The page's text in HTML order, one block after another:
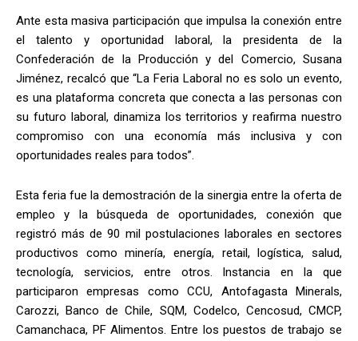
Ante esta masiva participación que impulsa la conexión entre
el talento y oportunidad laboral, la presidenta de la
Confederación de la Producción y del Comercio, Susana
Jiménez, recalcó que “La Feria Laboral no es solo un evento,
es una plataforma concreta que conecta a las personas con
su futuro laboral, dinamiza los territorios y reafirma nuestro
compromiso con una economía más inclusiva y con
oportunidades reales para todos”.
Esta feria fue la demostración de la sinergia entre la oferta de
empleo y la búsqueda de oportunidades, conexión que
registró más de 90 mil postulaciones laborales en sectores
productivos como minería, energía, retail, logística, salud,
tecnología, servicios, entre otros. Instancia en la que
participaron empresas como CCU, Antofagasta Minerals,
Carozzi, Banco de Chile, SQM, Codelco, Cencosud, CMCP,
Camanchaca, PF Alimentos. Entre los puestos de trabajo se